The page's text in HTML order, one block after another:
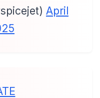
April